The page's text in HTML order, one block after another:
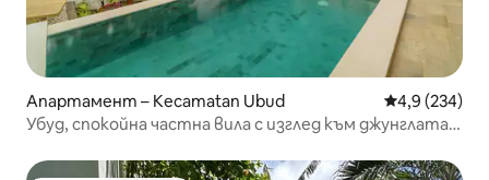
Апартамент – Kecamatan Ubud Средна
4,9 (234)
Убуд, спокойна частна вила с изглед към джунглата